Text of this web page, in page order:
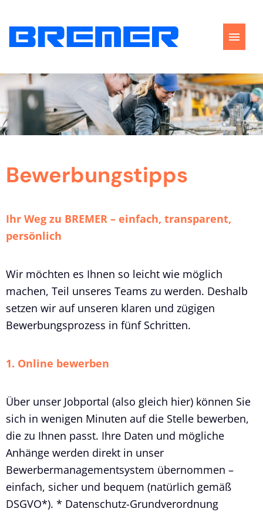
Stellenangebote
Perspektiven
FAQ
Bewerbungstipps
Ihr Weg zu BREMER – einfach, transparent,
persönlich
Wir möchten es Ihnen so leicht wie möglich
machen, Teil unseres Teams zu werden. Deshalb
setzen wir auf unseren klaren und zügigen
Bewerbungsprozess in fünf Schritten.
1. Online bewerben
Über unser Jobportal (also gleich hier) können Sie
sich in wenigen Minuten auf die Stelle bewerben,
die zu Ihnen passt. Ihre Daten und mögliche
Anhänge werden direkt in unser
Bewerbermanagementsystem übernommen –
einfach, sicher und bequem (natürlich gemäß
DSGVO*). * Datenschutz-Grundverordnung